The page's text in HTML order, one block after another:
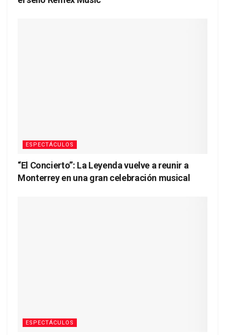
ESPECTÁCULOS
“El Concierto”: La Leyenda vuelve a reunir a
Monterrey en una gran celebración musical
ESPECTÁCULOS